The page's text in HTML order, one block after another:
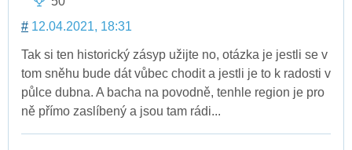
# 12.04.2021, 18:31
Tak si ten historický zásyp užijte no, otázka je jestli se v
tom sněhu bude dát vůbec chodit a jestli je to k radosti v
půlce dubna. A bacha na povodně, tenhle region je pro
ně přímo zaslíbený a jsou tam rádi...